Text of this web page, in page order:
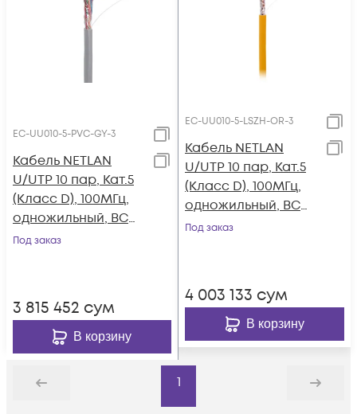
EC-UU010-5-PVC-GY-3
Кабель NETLAN
U/UTP 10 пар, Кат.5
(Класс D), 100МГц,
одножильный, BC
(чистая медь),
Под заказ
3 815 452 сум
В корзину
EC-UU010-5-LSZH-OR-3
Кабель NETLAN
U/UTP 10 пар, Кат.5
(Класс D), 100МГц,
одножильный, BC
(чистая медь),
Под заказ
4 003 133 сум
В корзину
Назад
1
Дальше